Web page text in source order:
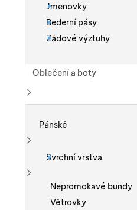
Jmenovky
Bederní pásy
Zádové výztuhy
Oblečení a boty
Pánské
Zobrazit více
Svrchní vrstva
Zobrazit více
Nepromokavé bundy
Větrovky